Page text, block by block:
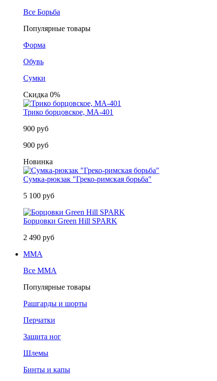
Все Борьба
Популярные товары
Форма
Обувь
Сумки
Скидка 0%
Трико борцовское, MA-401
900 руб
900 руб
Новинка
Сумка-рюкзак "Греко-римская борьба"
5 100 руб
Борцовки Green Hill SPARK
2 490 руб
MMA
Все MMA
Популярные товары
Рашгарды и шорты
Перчатки
Защита ног
Шлемы
Бинты и капы